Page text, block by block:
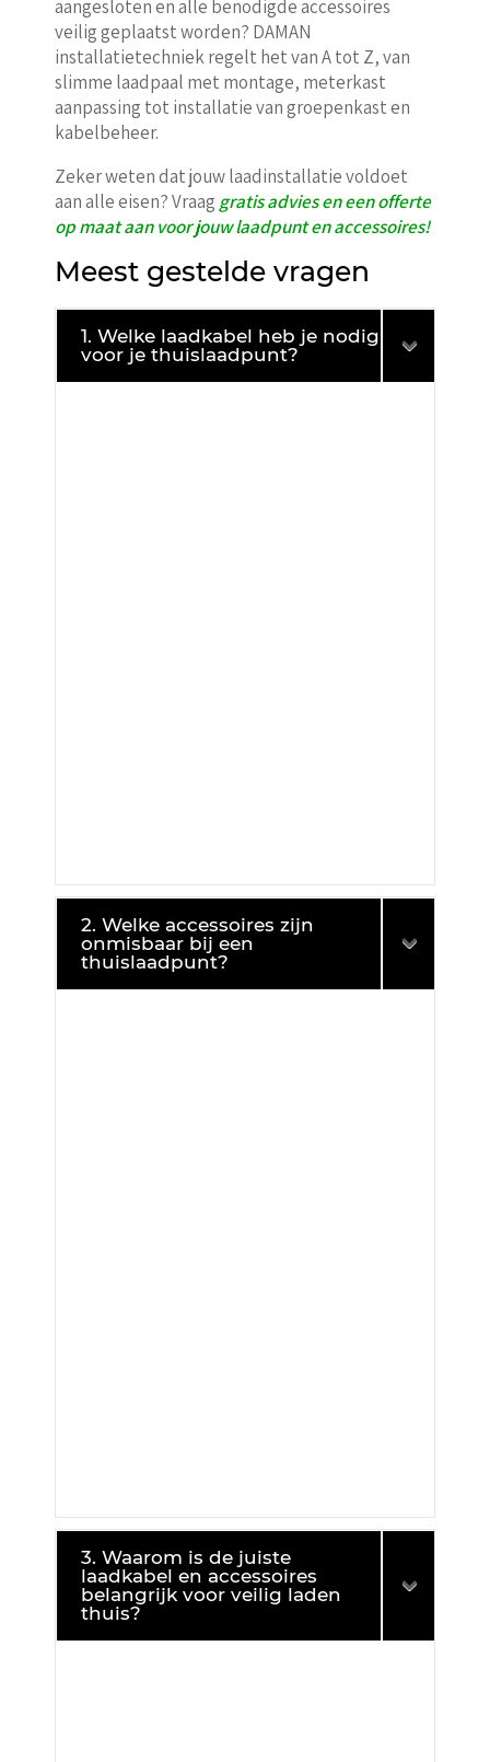
aangesloten en alle benodigde accessoires
veilig geplaatst worden? DAMAN
installatietechniek regelt het van A tot Z, van
slimme laadpaal met montage, meterkast
aanpassing tot installatie van groepenkast en
kabelbeheer.
Zeker weten dat jouw laadinstallatie voldoet
aan alle eisen? Vraag gratis advies en een offerte
op maat aan voor jouw laadpunt en accessoires!
Meest gestelde vragen
1. Welke laadkabel heb je nodig
voor je thuislaadpunt?
2. Welke accessoires zijn
onmisbaar bij een
thuislaadpunt?
3. Waarom is de juiste
laadkabel en accessoires
belangrijk voor veilig laden
thuis?